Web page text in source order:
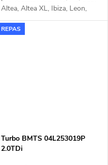
Altea, Altea XL, Ibiza, Leon,
Toledo, VW Beetle, Caddy, Golf,
Jetta, Polo, Touran, Škoda
REPAS
Turbo BMTS 04L253019P
2.0TDi